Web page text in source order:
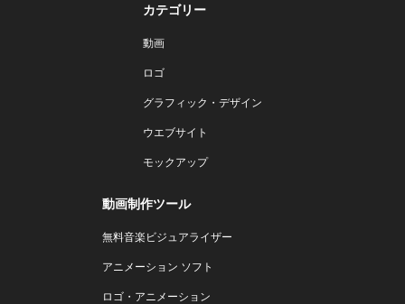
カテゴリー
動画
ロゴ
グラフィック・デザイン
ウエブサイト
モックアップ
動画制作ツール
無料音楽ビジュアライザー
アニメーション ソフト
ロゴ・アニメーション